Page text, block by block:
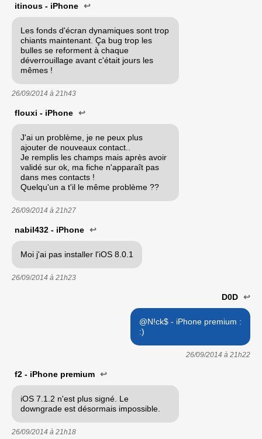
itinous - iPhone ↩
Les fonds d'écran dynamiques sont trop
chiants maintenant. Ça bug trop les
bulles se reforment à chaque
déverrouillage avant c'était jours les
mêmes !
26/09/2014 à 21h43
flouxi - iPhone ↩
J'ai un problème, je ne peux plus
ajouter de nouveaux contact..
Je remplis les champs mais après avoir
validé sur ok, ma fiche n'apparaît pas
dans mes contacts !
Quelqu'un a t'il le même problème ??
26/09/2014 à 21h27
nabil432 - iPhone ↩
Moi j'ai pas installer l'iOS 8.0.1
26/09/2014 à 21h23
D0D ↩
@N!ck$ - iPhone premium :
:)
26/09/2014 à 21h22
f2 - iPhone premium ↩
iOS 7.1.2 n'est plus signé. Le
downgrade est désormais impossible.
26/09/2014 à 21h18